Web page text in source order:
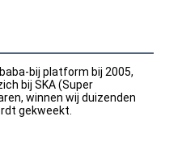
bij platform bij 2005,
bij SKA (Super
winnen wij duizenden
gekweekt.